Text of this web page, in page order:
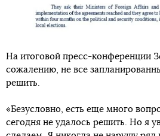
На итоговой пресс-конференции
сожалению, не все
решить.
«Безусловно, есть еще много
сегодня не удалось решить. Но я